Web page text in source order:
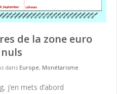
de la zone euro
dans Europe, Monétarisme
j’en mets d’abord